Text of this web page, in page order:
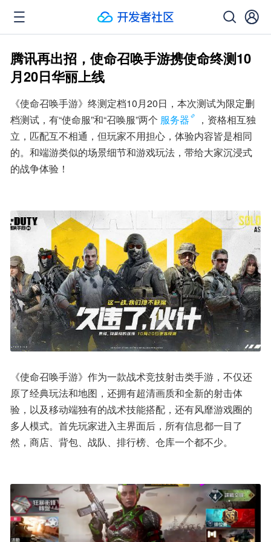
腾讯再出招，使命召唤手游携使命终测10
月20日华丽上线
《使命召唤手游》终测定档10月20日，本次测试为限定删
档测试，有“使命服”和“召唤服”两个 服务器
，资格相互独
立，匹配互不相通，但玩家不用担心，体验内容皆是相同
的。和端游类似的场景细节和游戏玩法，带给大家沉浸式
的战争体验！
《使命召唤手游》作为一款战术竞技射击类手游，不仅还
原了经典玩法和地图，还拥有超清画质和全新的射击体
验，以及移动端独有的战术技能搭配，还有风靡游戏圈的
多人模式。首先玩家进入主界面后，所有信息都一目了
然，商店、背包、战队、排行榜、仓库一个都不少。